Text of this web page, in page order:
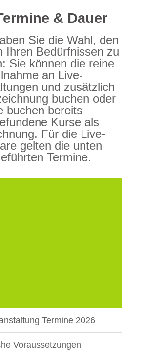
& Dauer
Sie die Wahl, den
Ihren Bedürfnissen zu
Sie können die reine
an Live-
und zusätzlich
buchen oder
buchen bereits
Kurse als
Für die Live-
gelten die unten
Termine.
Termine 2026
Voraussetzungen